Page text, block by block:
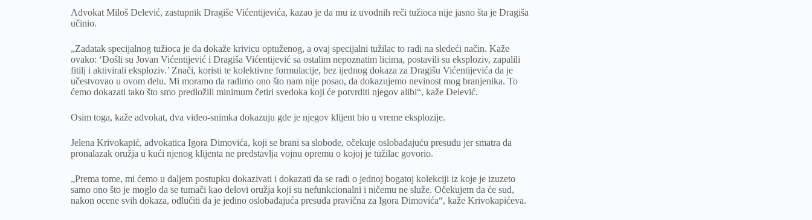
Advokat Miloš Delević, zastupnik Dragiše Vićentijevića, kazao je da mu iz uvodnih reči tužioca nije jasno šta je Dragiša
učinio.
„Zadatak specijalnog tužioca je da dokaže krivicu optuženog, a ovaj specijalni tužilac to radi na sledeći način. Kaže
ovako: ‘Došli su Jovan Vićentijević i Dragiša Vićentijević sa ostalim nepoznatim licima, postavili su eksploziv, zapalili
fitilj i aktivirali eksploziv.’ Znači, koristi te kolektivne formulacije, bez ijednog dokaza za Dragišu Vićentijevića da je
učestvovao u ovom delu. Mi moramo da radimo ono što nam nije posao, da dokazujemo nevinost mog branjenika. To
ćemo dokazati tako što smo predložili minimum četiri svedoka koji će potvrditi njegov alibi“, kaže Delević.
Osim toga, kaže advokat, dva video-snimka dokazuju gde je njegov klijent bio u vreme eksplozije.
Jelena Krivokapić, advokatica Igora Dimovića, koji se brani sa slobode, očekuje oslobađajuću presudu jer smatra da
pronalazak oružja u kući njenog klijenta ne predstavlja vojnu opremu o kojoj je tužilac govorio.
„Prema tome, mi ćemo u daljem postupku dokazivati i dokazati da se radi o jednoj bogatoj kolekciji iz koje je izuzeto
samo ono što je moglo da se tumači kao delovi oružja koji su nefunkcionalni i ničemu ne služe. Očekujem da će sud,
nakon ocene svih dokaza, odlučiti da je jedino oslobađajuća presuda pravična za Igora Dimovića“, kaže Krivokapićeva.